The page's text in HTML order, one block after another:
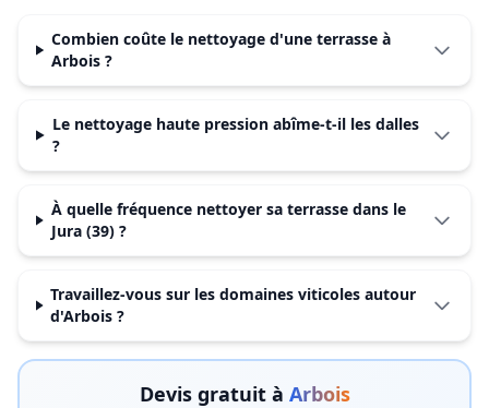
Combien coûte le nettoyage d'une terrasse à
Arbois ?
Le nettoyage haute pression abîme-t-il les dalles
?
À quelle fréquence nettoyer sa terrasse dans le
Jura (39) ?
Travaillez-vous sur les domaines viticoles autour
d'Arbois ?
Devis gratuit à Arbois